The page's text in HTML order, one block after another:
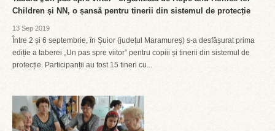
Children și NN, o șansă pentru tinerii din sistemul de protecție
13 Sep 2019
Între 2 și 6 septembrie, în Șuior (județul Maramureș) s-a desfășurat prima
ediție a taberei „Un pas spre viitor” pentru copiii și tinerii din sistemul de
protecție. Participanții au fost 15 tineri cu...